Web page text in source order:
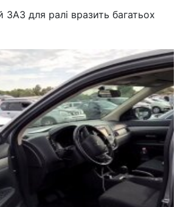
ЗАЗ для ралі вразить багатьох